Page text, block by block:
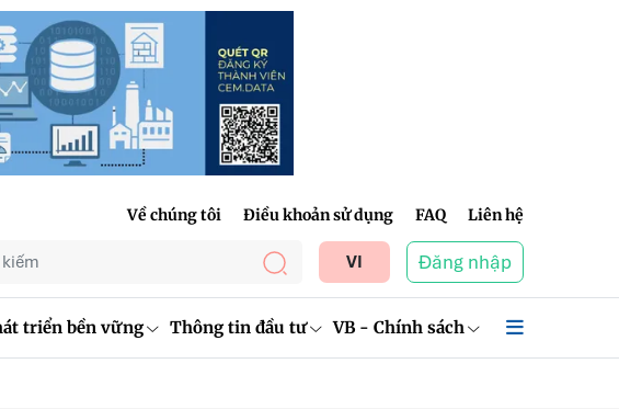
Về chúng tôi Điều khoản sử dụng FAQ Liên hệ
VI Đăng nhập
triển bền vững Thông tin đầu tư VB - Chính sách